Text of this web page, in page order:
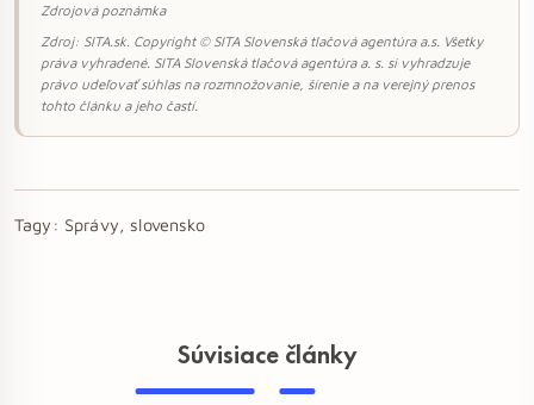
Zdrojová poznámka
Zdroj: SITA.sk. Copyright © SITA Slovenská tlačová agentúra a.s. Všetky
práva vyhradené. SITA Slovenská tlačová agentúra a. s. si vyhradzuje
právo udeľovať súhlas na rozmnožovanie, šírenie a na verejný prenos
tohto článku a jeho častí.
Tagy: Správy, slovensko
Súvisiace články